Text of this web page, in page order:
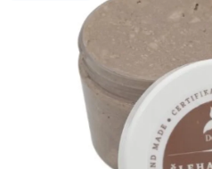
je
0,0
z
5
hvězdiček.